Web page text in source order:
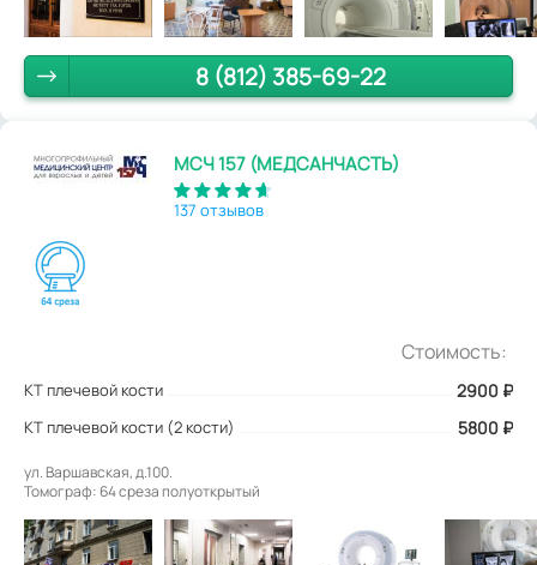
8 (812) 385-69-22
МСЧ 157 (МЕДСАНЧАСТЬ)
137 отзывов
Стоимость:
КТ плечевой кости 2900 ₽
КТ плечевой кости (2 кости) 5800 ₽
ул. Варшавская, д.100.
Томограф: 64 среза полуоткрытый